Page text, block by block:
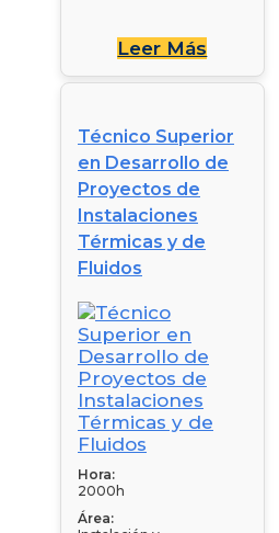
Leer Más
Técnico Superior
en Desarrollo de
Proyectos de
Instalaciones
Térmicas y de
Fluidos
Hora:
2000h
Área: